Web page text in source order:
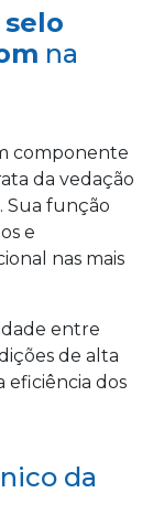
selo
na
componente
da vedação
Sua função
e
nas mais
entre
de alta
eficiência dos
da